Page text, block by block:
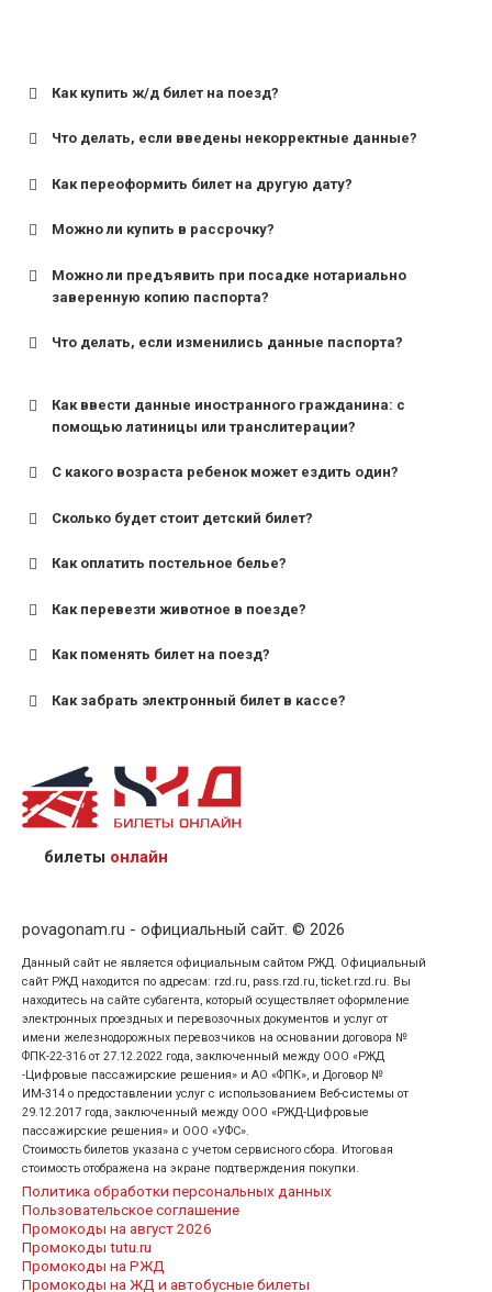
Как купить ж/д билет на поезд?
Что делать, если введены некорректные данные?
Как переоформить билет на другую дату?
Можно ли купить в рассрочку?
Можно ли предъявить при посадке нотариально
заверенную копию паспорта?
Что делать, если изменились данные паспорта?
Как ввести данные иностранного гражданина: с
помощью латиницы или транслитерации?
С какого возраста ребенок может ездить один?
для поездов дальнего следования — от 10 лет и
для пригородных поездов — от 7 лет.
Сколько будет стоит детский билет?
Как оплатить постельное белье?
Как перевезти животное в поезде?
Как поменять билет на поезд?
Как забрать электронный билет в кассе?
назвав кассиру 14-значный номер заказа;
предъявив удостоверение личности пассажира, на
кого оформлен билет.
билеты онлайн
povagonam.ru - официальный сайт. © 2026
Данный сайт не является официальным сайтом РЖД. Официальный
сайт РЖД находится по адресам: rzd.ru, pass.rzd.ru, ticket.rzd.ru. Вы
находитесь на сайте субагента, который осуществляет оформление
электронных проездных и перевозочных документов и услуг от
имени железнодорожных перевозчиков на основании договора №
ФПК-22-316 от 27.12.2022 года, заключенный между ООО «РЖД
-Цифровые пассажирские решения» и АО «ФПК», и Договор №
ИМ-314 о предоставлении услуг с использованием Веб-системы от
29.12.2017 года, заключенный между ООО «РЖД-Цифровые
пассажирские решения» и ООО «УФС».
Стоимость билетов указана с учетом сервисного сбора. Итоговая
стоимость отображена на экране подтверждения покупки.
Политика обработки персональных данных
Пользовательское соглашение
Промокоды на август 2026
Промокоды tutu.ru
Промокоды на РЖД
Промокоды на ЖД и автобусные билеты